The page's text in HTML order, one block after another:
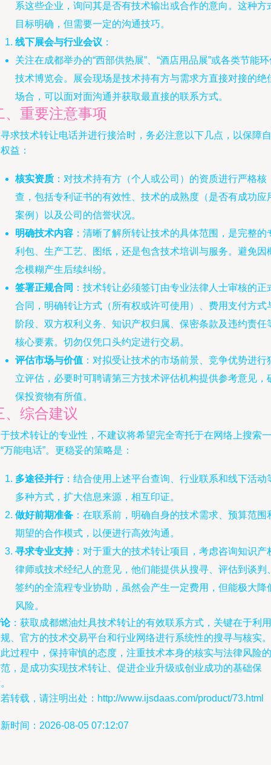
系这些企业，询问其是否有技术输出或合作的意向。这种方
目标明确，但需要一定的沟通技巧。
线下展会与行业会议 ：
关注在成都举办的“西部供热展”、“酒店用品展”或各类节能
技术博览会。展会现场是技术持有方与需求方直接对接的绝
场合，可以面对面沟通并获取最直接的联系方式。
、重要注意事项
求技术转让电话并进行接洽时，务必注意以下几点，以保障自
益：
核实资质 ：对技术持有方（个人或公司）的资质进行严格核
查，包括专利证书的有效性、技术的成熟度（是否有成功应
案例）以及公司的信誉状况。
明确技术内容 ：清晰了解所转让技术的具体范围，是完整的
利包、生产工艺、图纸，还是包含技术培训与服务。避免因
念模糊产生后续纠纷。
签署正规合同 ：技术转让必须签订由专业法律人士审核的正
合同，明确转让方式（所有权或许可使用）、费用支付方式
阶段、双方权利义务、知识产权归属、保密条款及违约责任
核心要素。切勿仅凭口头约定进行交易。
评估市场与价值 ：对拟受让技术的市场前景、竞争优势进行
立评估，必要时可聘请第三方技术评估机构提供参考意见，
保投资物有所值。
、综合建议
技术转让的专业性，不建议将希望完全寄托于在网络上搜索一
万能电话”。更稳妥的策略是：
多途径并行：结合使用上述平台查询、行业联系和线下活动
多种方式，扩大信息来源，相互印证。
做好前期准备 ：在联系前，明确自身的技术需求、预算范围
期望的合作模式，以便进行高效沟通。
寻求专业支持：对于重大的技术转让项目，考虑咨询知识产
律师或技术经纪人的意见，他们能提供从搜寻、评估到谈判
签约的全流程专业协助，虽然会产生一定费用，但能极大降
风险。
：获取成都燃油灶具技术转让的有效联系方式，关键在于利用
、官方的技术交易平台和行业网络进行系统性的搜寻与核实。
过程中，保持审慎的态度，注重技术本身的核实与法律风险的
，是成功实现技术转让、促进企业升级或创业成功的基础保
转载，请注明出处：http://www.ijsdaas.com/product/73.html
时间：2026-08-05 07:12:07